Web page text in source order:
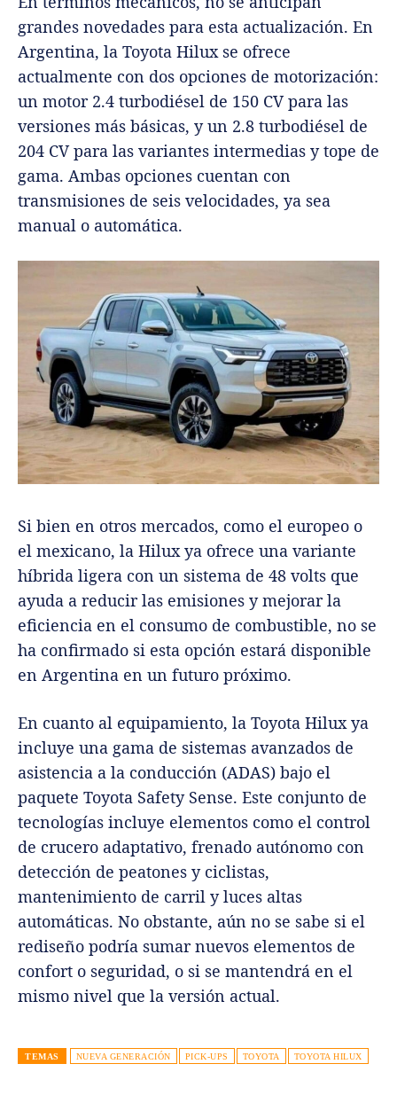
grandes novedades para esta actualización. En
Argentina, la Toyota Hilux se ofrece
actualmente con dos opciones de motorización:
un motor 2.4 turbodiésel de 150 CV para las
versiones más básicas, y un 2.8 turbodiésel de
204 CV para las variantes intermedias y tope de
gama. Ambas opciones cuentan con
transmisiones de seis velocidades, ya sea
manual o automática.
Si bien en otros mercados, como el europeo o
el mexicano, la Hilux ya ofrece una variante
híbrida ligera con un sistema de 48 volts que
ayuda a reducir las emisiones y mejorar la
eficiencia en el consumo de combustible, no se
ha confirmado si esta opción estará disponible
en Argentina en un futuro próximo.
En cuanto al equipamiento, la Toyota Hilux ya
incluye una gama de sistemas avanzados de
asistencia a la conducción (ADAS) bajo el
paquete Toyota Safety Sense. Este conjunto de
tecnologías incluye elementos como el control
de crucero adaptativo, frenado autónomo con
detección de peatones y ciclistas,
mantenimiento de carril y luces altas
automáticas. No obstante, aún no se sabe si el
rediseño podría sumar nuevos elementos de
confort o seguridad, o si se mantendrá en el
mismo nivel que la versión actual.
TEMAS NUEVA GENERACIÓN PICK-UPS TOYOTA TOYOTA HILUX